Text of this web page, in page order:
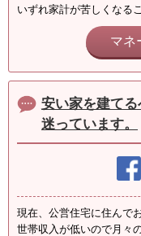
いずれ家計が苦しくなる
マネ
安い家を建て
迷っています。
現在、公営住宅に住んで
世帯収入が低いので月々